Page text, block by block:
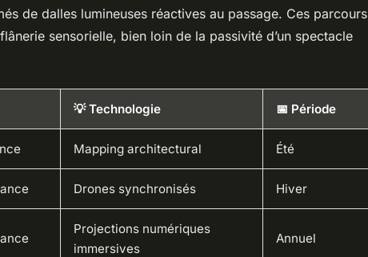
de dalles lumineuses réactives au passage. Ces parcours
sensorielle, bien loin de la passivité d’un spectacle
💡 Technologie 📅 Période
Mapping architectural Été
Drones synchronisés Hiver
Projections numériques
immersives
Annuel